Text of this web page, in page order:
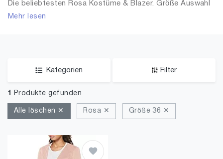
Die beliebtesten Rosa Kostüme & Blazer. Größe Auswahl
an Rosa Kostüme & Blazer in Größe 36 und alle Trends
Mehr lesen
Kategorien Filter
1 Produkte gefunden
Alle löschen ✕ Rosa ✕ Größe 36 ✕